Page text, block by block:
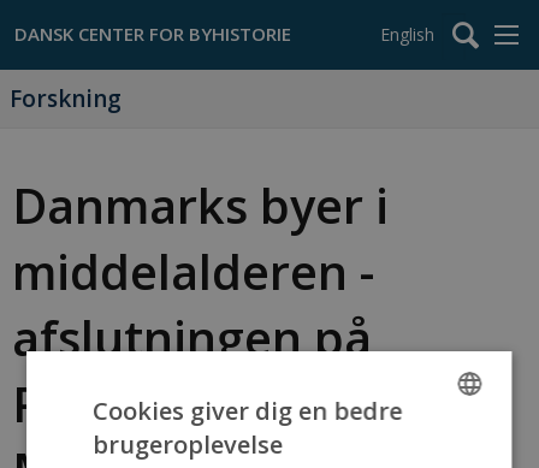
English
Forskning
Danmarks byer i
middelalderen -
afslutningen på
Projekt
Cookies giver dig en bedre
brugeroplevelse